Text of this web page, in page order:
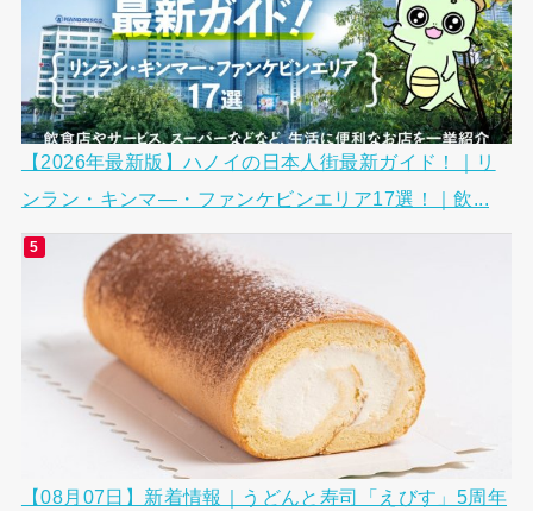
【2026年最新版】ハノイの日本人街最新ガイド！｜リ
ンラン・キンマ―・ファンケビンエリア17選！｜飲...
【08月07日】新着情報｜うどんと寿司「えびす」5周年